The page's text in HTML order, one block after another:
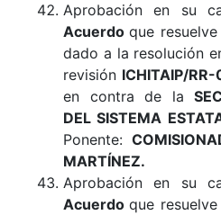
Aprobación en su
Acuerdoque
dado a la resolución
revisión ICHITAIP/
en contra de la
DEL SISTEMA
Ponente:
MARTÍNEZ.
Aprobación en su
Acuerdoque